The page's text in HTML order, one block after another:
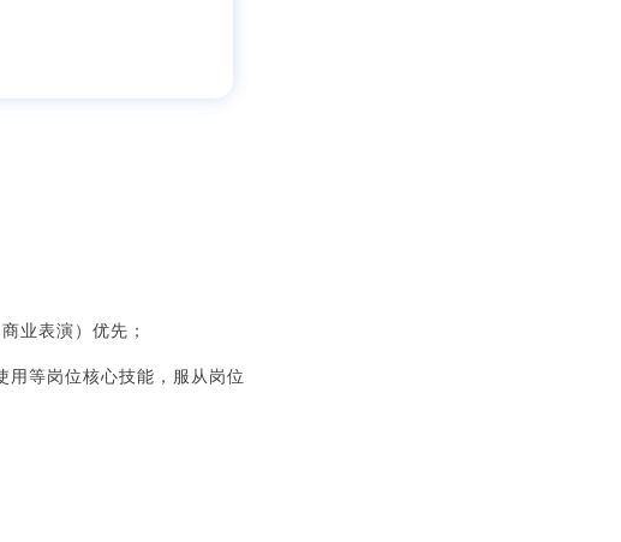
业表演）优先；
用等岗位核心技能，服从岗位